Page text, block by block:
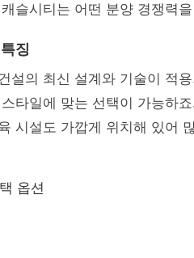
슬시티는 어떤 분양 경쟁력
징
설의 최신 설계와 기술이 적
타일에 맞는 선택이 가능하
시설도 가깝게 위치해 있어
옵션